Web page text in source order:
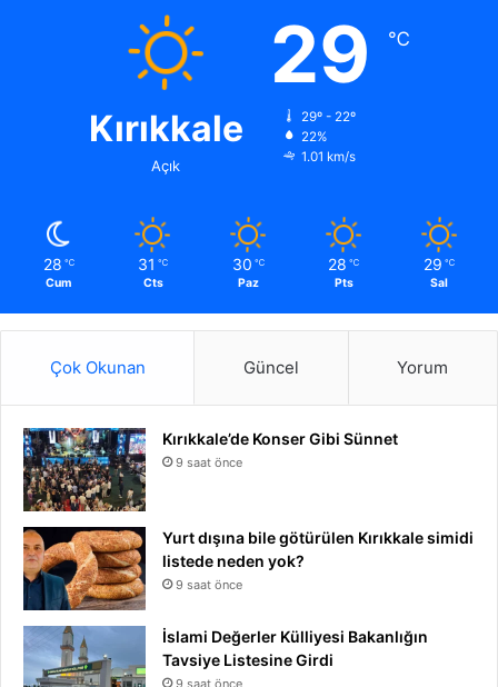
Kırıkkale
Açık
29 ℃
29º - 22º
22%
1.01 km/s
28 ℃
Cum
31 ℃
Cts
30 ℃
Paz
28 ℃
Pts
29 ℃
Sal
Çok Okunan Güncel Yorum
Kırıkkale’de Konser Gibi Sünnet
9 saat önce
Yurt dışına bile götürülen Kırıkkale simidi
listede neden yok?
9 saat önce
İslami Değerler Külliyesi Bakanlığın
Tavsiye Listesine Girdi
9 saat önce